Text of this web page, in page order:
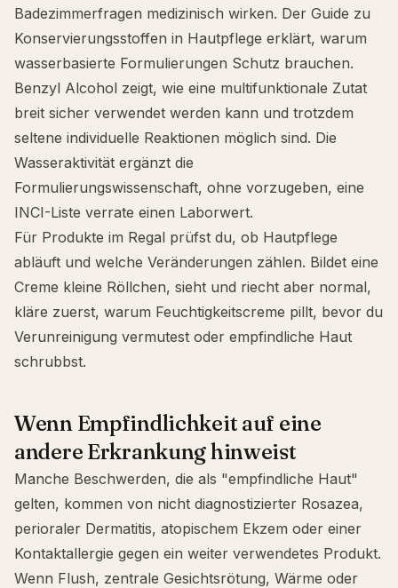
Badezimmerfragen medizinisch wirken. Der Guide zu
Konservierungsstoffen in Hautpflege erklärt, warum
wasserbasierte Formulierungen Schutz brauchen.
Benzyl Alcohol zeigt, wie eine multifunktionale Zutat
breit sicher verwendet werden kann und trotzdem
seltene individuelle Reaktionen möglich sind. Die
Wasseraktivität ergänzt die
Formulierungswissenschaft, ohne vorzugeben, eine
INCI-Liste verrate einen Laborwert.
Für Produkte im Regal prüfst du, ob Hautpflege
abläuft und welche Veränderungen zählen. Bildet eine
Creme kleine Röllchen, sieht und riecht aber normal,
kläre zuerst, warum Feuchtigkeitscreme pillt, bevor du
Verunreinigung vermutest oder empfindliche Haut
schrubbst.
Wenn Empfindlichkeit auf eine
andere Erkrankung hinweist
Manche Beschwerden, die als "empfindliche Haut"
gelten, kommen von nicht diagnostizierter Rosazea,
perioraler Dermatitis, atopischem Ekzem oder einer
Kontaktallergie gegen ein weiter verwendetes Produkt.
Wenn Flush, zentrale Gesichtsrötung, Wärme oder